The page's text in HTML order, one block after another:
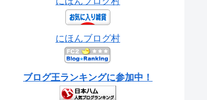
にほんブログ村
ブログ王ランキングに参加中！